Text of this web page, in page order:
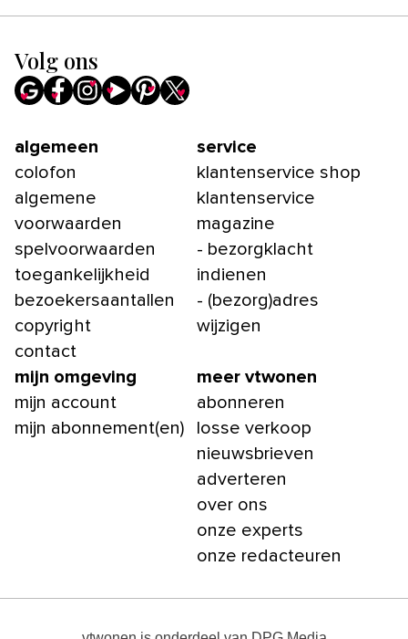
Volg ons
algemeen
colofon
algemene
voorwaarden
spelvoorwaarden
toegankelijkheid
bezoekersaantallen
copyright
contact
service
klantenservice shop
klantenservice
magazine
- bezorgklacht
indienen
- (bezorg)adres
wijzigen
mijn omgeving
mijn account
mijn abonnement(en)
meer vtwonen
abonneren
losse verkoop
nieuwsbrieven
adverteren
over ons
onze experts
onze redacteuren